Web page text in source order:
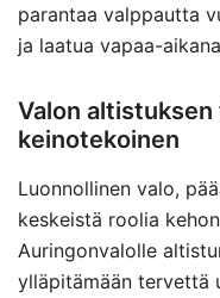
parantaa valppautta
ja laatua vapaa-
Valon
keinotekoinen
Luonnollinen valo,
keskeistä roolia
Auringonvalolle
ylläpitämään tervettä